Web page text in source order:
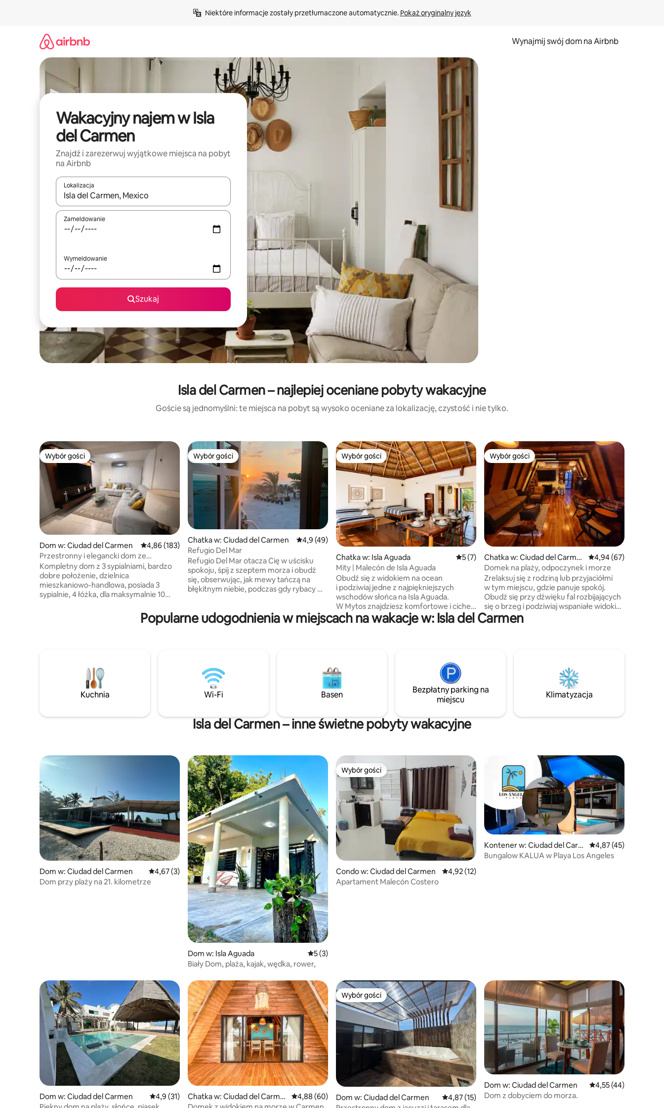
Niektóre informacje zostały przetłumaczone automatycznie. Pokaż oryginalny język
Wynajmij swój dom na Airbnb
Wakacyjny najem w Isla
del Carmen
Znajdź i zarezerwuj wyjątkowe miejsca na pobyt
na Airbnb
Lokalizacja
Gdy wyniki będą dostępne, możesz poruszać się po nich za pomocą klawiszy strzałek w górę i w dół lub przeglądać je za pomocą gestów dotykowych lub przesuwania.
Zameldowanie
Wymeldowanie
Szukaj
Isla del Carmen – najlepiej oceniane pobyty wakacyjne
Goście są jednomyślni: te miejsca na pobyt są wysoko oceniane za lokalizację, czystość i nie tylko.
Wybór gości
Wybór gości
Dom w: Ciudad del Carmen Średnia ocena: 4,86 na 5, liczba recenzji: 183
4,86 (183)
Przestronny i elegancki dom ze
wszystkimi udogodnieniami
Kompletny dom z 3 sypialniami, bardzo
dobre położenie, dzielnica
mieszkaniowo-handlowa, posiada 3
sypialnie, 4 łóżka, dla maksymalnie 10
telewizorem Smart 75", jadalnia dla 6
osób, kuchnia z lodówką, kuchenką
całkowicie prywatne miejsce w
przystępnej cenie, aby odkryć wszystkie
cuda tego miasta.
Wybór gości
Wybór gości
Chatka w: Ciudad del Carmen Średnia ocena: 4,9 na 5, liczba recenzji: 49
4,9 (49)
Refugio Del Mar
Refugio Del Mar otacza Cię w uścisku
spokoju, śpij z szeptem morza i obudź
się, obserwując, jak mewy tańczą na
błękitnym niebie, podczas gdy rybacy w
świtu, obserwując, jak delfiny
przechodzą przed oknem, będzie dobrą
oferuje różne tony morza Campeche.
Wybór gości
Wybór gości
Chatka w: Isla Aguada Średnia ocena: 5 na 5, liczba recenzji: 7
5 (7)
Mity | Malecón de Isla Aguada
Obudź się z widokiem na ocean
i podziwiaj jedne z najpiękniejszych
wschodów słońca na Isla Aguada.
W Mytos znajdziesz komfortowe i ciche
miejsce, idealne do relaksu we dwoje,
z rodziną lub podczas podróży
i głównych atrakcji Pueblo Mágico. Poznaj
istotę Laguny de Términos podczas
niezapomnianego pobytu.
Wybór gości
Wybór gości
Chatka w: Ciudad del Carme
n
Średnia ocena: 4,94
4,94 (67)
Domek na plaży, odpoczynek i morze
Zrelaksuj się z rodziną lub przyjaciółmi
w tym miejscu, gdzie panuje spokój.
Obudź się przy dźwięku fal rozbijających
się o brzeg i podziwiaj wspaniałe widoki
na morze z tej pięknej 3-pokojowej
chatki. Położony na spokojnej prywatnej
Popularne udogodnienia w miejscach na wakacje w: Isla del Carmen
Kuchnia Wi-Fi Basen
Bezpłatny parking na
miejscu
Klimatyzacja
Isla del Carmen – inne świetne pobyty wakacyjne
Dom w: Ciudad del Carmen Średnia ocena: 4,67 na 5, liczba recenzji: 3
4,67 (3)
Dom przy plaży na 21. kilometrze
Dom w: Isla Aguada Średnia ocena: 5 na 5, liczba recenzji: 3
5 (3)
Biały Dom, plaża, kajak, wędka, rower,
Wybór gości
Wybór gości
Condo w: Ciudad del Carmen Średnia ocena: 4,92 na 5, liczba recenzji: 12
4,92 (12)
Apartament Malecón Costero
Kontener w: Ciudad del Carm
en
Średnia ocena: 4,87
4,87 (45)
Bungalow KALUA w Playa Los Angeles
Dom w: Ciudad del Carmen Średnia ocena: 4,9 na 5, liczba recenzji: 31
4,9 (31)
Chatka w: Ciudad del Carme
n
Średnia ocena: 4,88 na 5, liczba recenzji: 60
4,88 (60)
Wybór gości
Wybór gości
Dom w: Ciudad del Carmen Średnia ocena: 4,87 na 5, liczba recenzji: 15
4,87 (15)
Dom w: Ciudad del Carmen Średnia ocena: 4,55
4,55 (44)
Dom z dobyciem do morza.